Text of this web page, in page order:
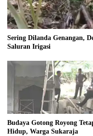
Sering Dilanda Genangan,
Saluran Irigasi
Budaya Gotong Royong
Hidup, Warga Sukaraja